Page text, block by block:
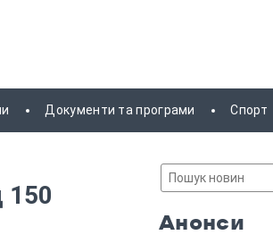
Документи та програми Спорт
150
Анонси